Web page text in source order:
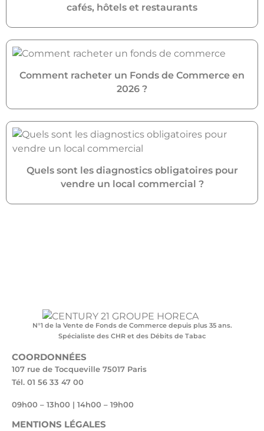
cafés, hôtels et restaurants
Comment racheter un Fonds de Commerce en
2026 ?
Quels sont les diagnostics obligatoires pour
vendre un local commercial ?
N°1 de la Vente de Fonds de Commerce depuis plus 35 ans.
Spécialiste des CHR et des Débits de Tabac
COORDONNÉES
107 rue de Tocqueville 75017 Paris
Tél. 01 56 33 47 00
09h00 – 13h00 | 14h00 – 19h00
MENTIONS LÉGALES